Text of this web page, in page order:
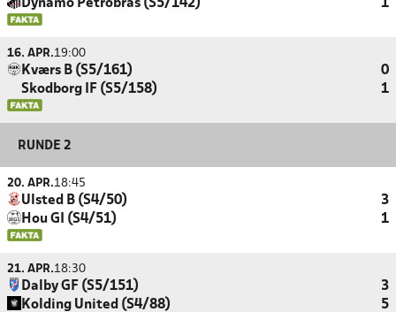
Dynamo Petrobras (S5/142)
1
16. APR.19:00
Kværs B (S5/161)
0
Skodborg IF (S5/158)
1
RUNDE 2
20. APR.18:45
Ulsted B (S4/50)
3
Hou GI (S4/51)
1
21. APR.18:30
Dalby GF (S5/151)
3
Kolding United (S4/88)
5